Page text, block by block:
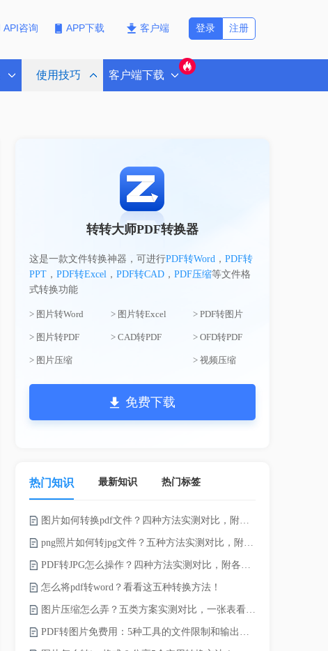
API咨询 APP下载 客户端 注册
登录
使用技巧 客户端下载
转转大师PDF转换器
这是一款文件转换神器，可进行PDF转Word， PDF转
PPT， PDF转Excel， PDF转CAD， PDF压缩等文件格
式转换功能
> 图片转Word > 图片转Excel > PDF转图片
> 图片转PDF > CAD转PDF > OFD转PDF
> 图片压缩 > 视频压缩
免费下载
热门知识 最新知识 热门标签
图片如何转换pdf文件？四种方法实测对比，附各场景最优选！
png照片如何转jpg文件？五种方法实测对比，附各场景最优选!！
PDF转JPG怎么操作？四种方法实测对比，附各场景最优选！
怎么将pdf转word？看看这五种转换方法！
图片压缩怎么弄？五类方案实测对比，一张表看懂怎么选！
PDF转图片免费用：5种工具的文件限制和输出质量对比！